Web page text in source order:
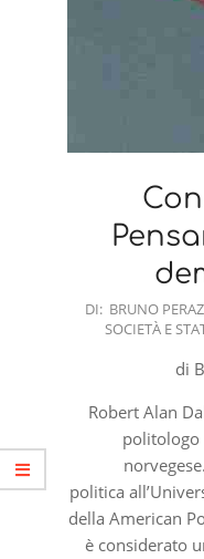
2022-
DI: BRUNO
SOCIETÀ E
di
Robert Alan
politologo
politica
della American
è considerato